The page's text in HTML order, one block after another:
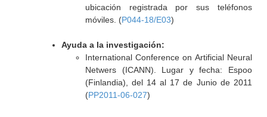
ubicación registrada por sus teléfonos
móviles. (P044-18/E03)
Ayuda a la investigación:
International Conference on Artificial Neural
Netwers (ICANN). Lugar y fecha: Espoo
(Finlandia), del 14 al 17 de Junio de 2011
(PP2011-06-027)